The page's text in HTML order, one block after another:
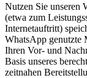
Nutzen Sie unseren
(etwa zum
Internetauftritt)
WhatsApp genutzte
Ihren Vor- und
Basis unseres
zeitnahen